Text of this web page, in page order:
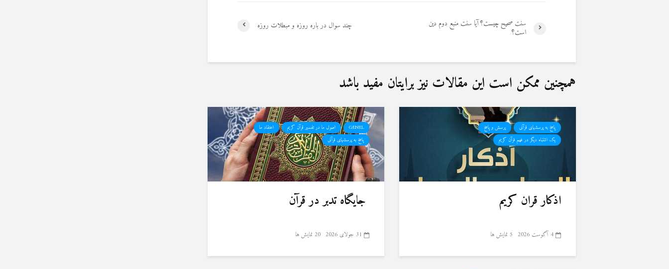
چند سوال در باره روزه و مبطلات روزه سنت صحیح چیست؟ آیا سنت منبع دوم دین
است؟
همچنین ممکن است این مقالات نیز برایتان مفید باشد
پاسخ به پرسشهای قرآنی
پرسش و پاسخ
یک اشتباه دیگر در فهم قرآن کریم
اذکار قران کریم
4 آگوست 2026 5 نمایش ها
GENEL اصول ما در تفسیر قرآن کریم
اعتقاد ما
پاسخ به پرسشهای قرآنی
جایگاه تدبر در قرآن
31 جولای 2026 20 نمایش ها